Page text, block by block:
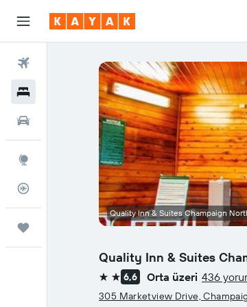
Araç Kiralama
Uçuş Takipçisi
Quality Inn & Suites
2 yıldız6,6 Orta üzeri 436
305 Marketview Drive,
Quality Inn & Suites Champaign